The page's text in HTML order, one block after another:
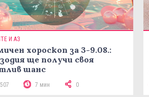
И АЗ
хороскоп за 3-9.08.:
ще получи своя
шанс
7 мин 0